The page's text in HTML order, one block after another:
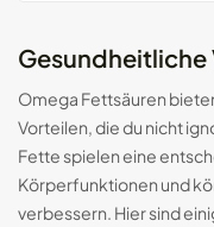
Gesundheitliche
Omega Fettsäuren
Vorteilen, die du nicht
Fette spielen eine
Körperfunktionen und
verbessern. Hier sind